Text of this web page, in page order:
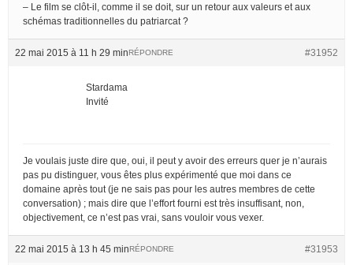
– Le film se clôt-il, comme il se doit, sur un retour aux valeurs et aux
schémas traditionnelles du patriarcat ?
22 mai 2015 à 11 h 29 min #31952
RÉPONDRE
Stardama
Invité
Je voulais juste dire que, oui, il peut y avoir des erreurs quer je n’aurais
pas pu distinguer, vous êtes plus expérimenté que moi dans ce
domaine après tout (je ne sais pas pour les autres membres de cette
conversation) ; mais dire que l’effort fourni est très insuffisant, non,
objectivement, ce n’est pas vrai, sans vouloir vous vexer.
22 mai 2015 à 13 h 45 min #31953
RÉPONDRE